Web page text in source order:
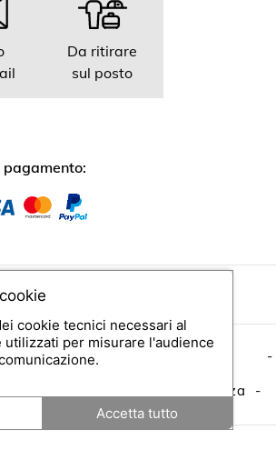
Da ritirare
sul posto
di vendita
56912 Pazzallo-Lugano -
Politica sulla riservatezza -
cookie tecnici necessari al
per misurare l'audience
Accetta tutto